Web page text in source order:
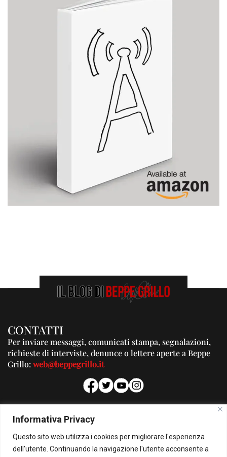
Informativa Privacy
Questo sito web utilizza i cookies per migliorare l'esperienza
dell'utente. Continuando la navigazione l'utente acconsente a
CONTATTI
Per inviare messaggi, comunicati stampa, segnalazioni,
richieste di interviste, denunce o lettere aperte a Beppe
Grillo:web@beppegrillo.it
PUBBLICITA'
Per la tua pubblicità su questo Blog:
pubblicita@beppegrillo.it